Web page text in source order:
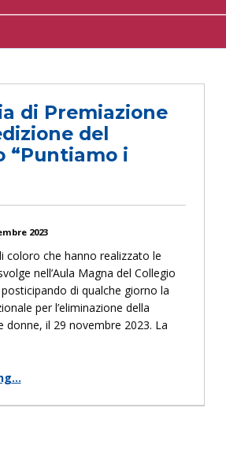
di Premiazione
del
“Puntiamo i
2023
coloro che hanno realizzato le
nell’Aula Magna del Collegio
di qualche giorno la
per l’eliminazione della
donne, il 29 novembre 2023. La
…